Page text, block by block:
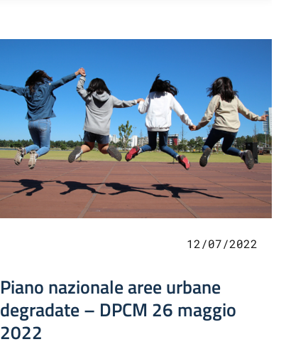
12/07/2022
Piano nazionale aree urbane
degradate – DPCM 26 maggio
2022